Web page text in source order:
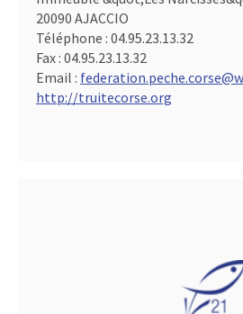
20090 AJACCIO
Téléphone : 04.95.23.13.32
Fax : 04.95.23.13.32
Email :
http://truitecorse.org